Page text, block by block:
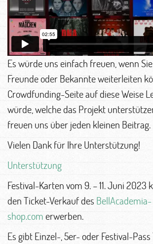
Es würde uns einfach freuen, wenn
Freunde oder Bekannte weiterleiten
Crowdfunding-Seite auf diese Weise
würde, welche das Projekt
freuen uns über jeden kleinen Beitrag.
Vielen Dank für Ihre Unterstützung!
Unterstützung
Festival-Karten vom 9. – 11. Juni 2023
den Ticket-Verkauf des BellAcademia-
shop.comerwerben.
Es gibt Einzel-, 5er- oder Festival-